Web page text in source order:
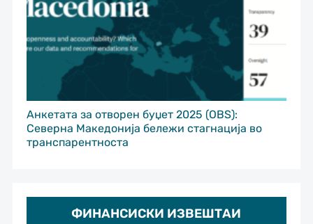
Анкетата за отворен буџет 2025 (OBS):
Северна Македонија бележи стагнација во
транспарентноста
ФИНАНСИСКИ ИЗВЕШТАИ